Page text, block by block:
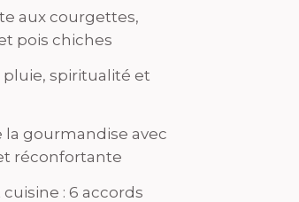
aux courgettes,
pois chiches
pluie, spiritualité et
la gourmandise avec
réconfortante
: 6 accords